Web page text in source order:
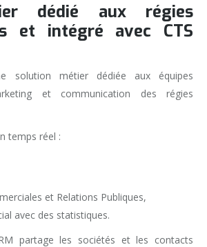
dédié aux régies
et intégré avec CTS
solution métier dédiée aux équipes
et communication des régies
temps réel :
et Relations Publiques,
avec des statistiques.
partage les sociétés et les contacts